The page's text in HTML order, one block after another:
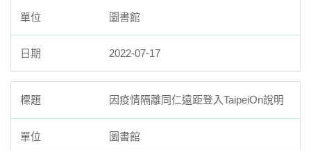
圖書館
2022-07-17
因疫情隔離同仁遠距登入TaipeiOn說明
圖書館